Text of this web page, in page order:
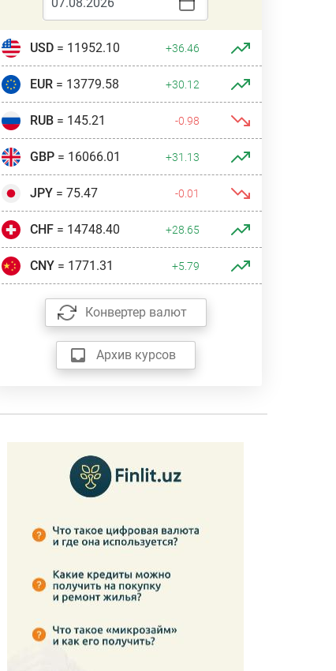
USD= 11952.10 +36.46
EUR= 13779.58 +30.12
RUB= 145.21 -0.98
GBP= 16066.01 +31.13
JPY= 75.47 -0.01
CHF= 14748.40 +28.65
CNY= 1771.31 +5.79
Конвертер валют
Архив курсов